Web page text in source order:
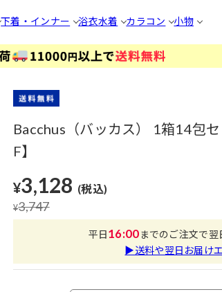
下着・インナー 浴衣水着 カラコン 小物
Bacchus（バッカス） 1箱14包
F】
¥3,128 (税込)
¥3,747
平日16:00までのご注文で翌
▶送料や翌日お届け